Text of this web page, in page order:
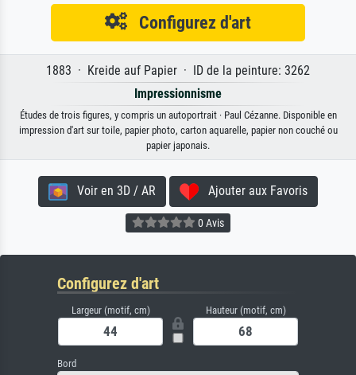
Configurez d'art
1883 · Kreide auf Papier · ID de la peinture: 3262
Impressionnisme
Études de trois figures, y compris un autoportrait · Paul Cézanne. Disponible en
impression d'art sur toile, papier photo, carton aquarelle, papier non couché ou
papier japonais.
Voir en 3D / AR Ajouter aux Favoris
0 Avis
Configurez d'art
Largeur (motif, cm) Hauteur (motif, cm)
Bord